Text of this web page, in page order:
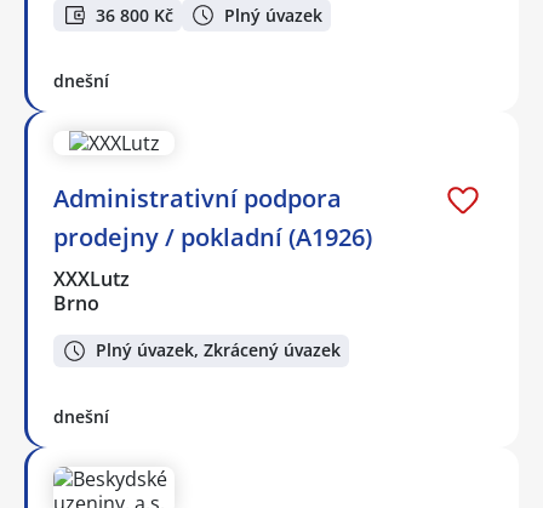
36 800 Kč Plný úvazek
dnešní
Administrativní podpora
prodejny / pokladní (A1926)
XXXLutz
Brno
Plný úvazek, Zkrácený úvazek
dnešní